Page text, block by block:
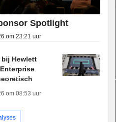
Spotlight
om 23:21 uur
bij Hewlett
om 08:53 uur